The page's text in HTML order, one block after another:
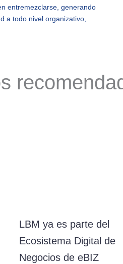
entremezclarse, generando
a todo nivel organizativo,
LBM ya es parte del
Ecosistema Digital de
Negocios de eBIZ